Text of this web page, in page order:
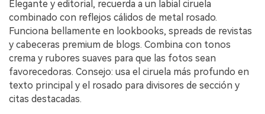
Elegante y editorial, recuerda a un labial ciruela
combinado con reflejos cálidos de metal rosado.
Funciona bellamente en lookbooks, spreads de revistas
y cabeceras premium de blogs. Combina con tonos
crema y rubores suaves para que las fotos sean
favorecedoras. Consejo: usa el ciruela más profundo en
texto principal y el rosado para divisores de sección y
citas destacadas.